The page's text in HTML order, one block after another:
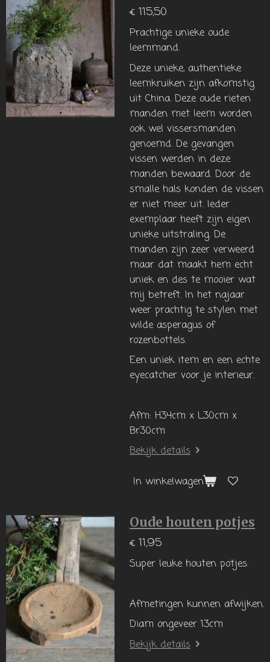
€ 115,50
Prachtige unieke oude
leemmand.
Deze unieke, authentieke
leemkruiken zijn afkomstig
uit China. Deze oude rieten
manden met leem worden
ook wel vissersmanden
genoemd. De gevangen
vissen werden in deze
manden bewaard. Door de
smalle hals konden de vissen
er niet meer uit. Ieder
exemplaar heeft zijn eigen
unieke uitstraling. De
manden zijn zeer verweerd
maar dat maakt hem echt
uniek en des te mooier wat
mij betreft. In het najaar
weer prachtig te stylen met
wilde asperagus of
rozenbottels.
Een uniek item en een echte
eyecatcher voor je interieur.
Afm: H34cm x L30cm x
Br30cm
Bekijk details
In winkelwagen
Oude houten potjes
€ 11,95
Super leuke houten potjes.
Afmetingen kunnen afwijken.
Diam ongeveer 13cm
Bekijk details